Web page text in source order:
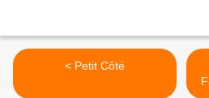
< Petit Côté